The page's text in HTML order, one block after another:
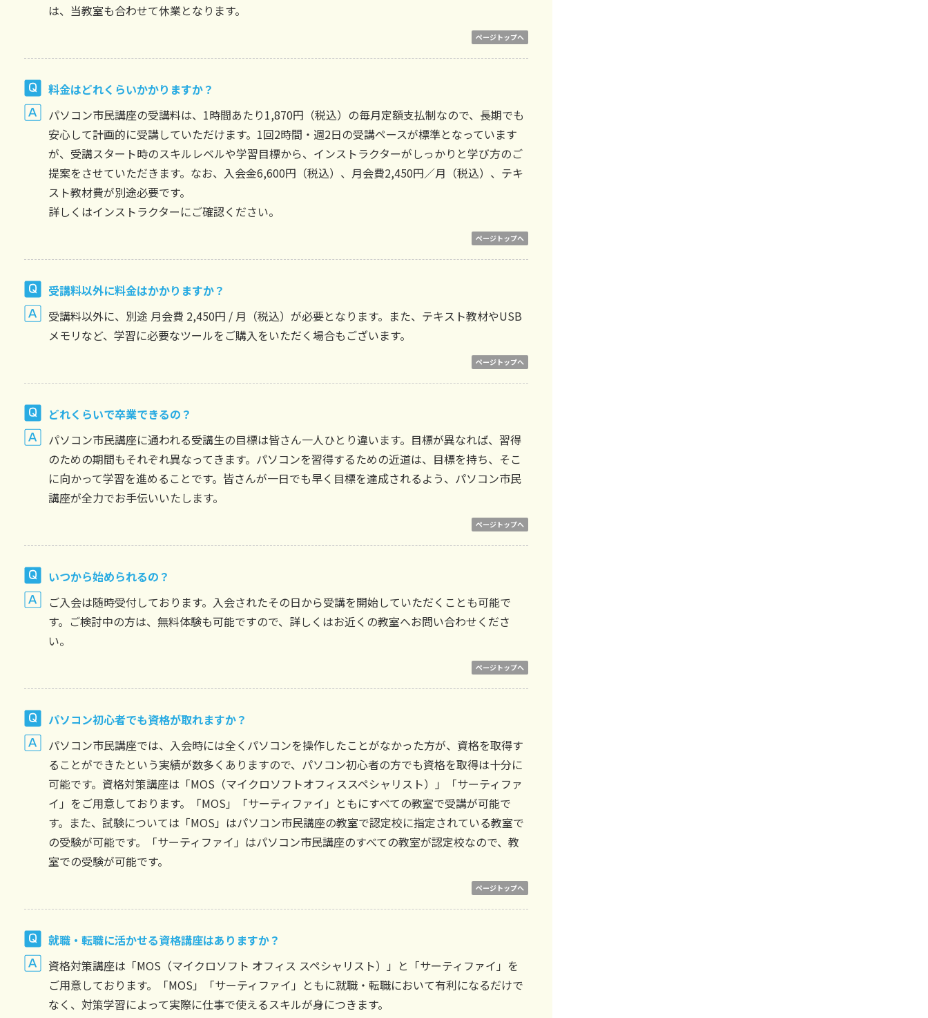
は、当教室も合わせて休業となります。
ページトップへ
料金はどれくらいかかりますか？
パソコン市民講座の受講料は、1時間あたり1,870円（税込）の毎月定額支払制なので、長期でも
安心して計画的に受講していただけます。1回2時間・週2日の受講ペースが標準となっています
が、受講スタート時のスキルレベルや学習目標から、インストラクターがしっかりと学び方のご
提案をさせていただきます。なお、入会金6,600円（税込）、月会費2,450円／月（税込）、テキ
スト教材費が別途必要です。
詳しくはインストラクターにご確認ください。
ページトップへ
受講料以外に料金はかかりますか？
受講料以外に、別途 月会費 2,450円 / 月（税込）が必要となります。また、テキスト教材やUSB
メモリなど、学習に必要なツールをご購入をいただく場合もございます。
ページトップへ
どれくらいで卒業できるの？
パソコン市民講座に通われる受講生の目標は皆さん一人ひとり違います。目標が異なれば、習得
のための期間もそれぞれ異なってきます。パソコンを習得するための近道は、目標を持ち、そこ
に向かって学習を進めることです。皆さんが一日でも早く目標を達成されるよう、パソコン市民
講座が全力でお手伝いいたします。
ページトップへ
いつから始められるの？
ご入会は随時受付しております。入会されたその日から受講を開始していただくことも可能で
す。ご検討中の方は、無料体験も可能ですので、詳しくはお近くの教室へお問い合わせくださ
い。
ページトップへ
パソコン初心者でも資格が取れますか？
パソコン市民講座では、入会時には全くパソコンを操作したことがなかった方が、資格を取得す
ることができたという実績が数多くありますので、パソコン初心者の方でも資格を取得は十分に
可能です。資格対策講座は「MOS（マイクロソフトオフィススペシャリスト）」「サーティファ
イ」をご用意しております。「MOS」「サーティファイ」ともにすべての教室で受講が可能で
す。また、試験については「MOS」はパソコン市民講座の教室で認定校に指定されている教室で
の受験が可能です。「サーティファイ」はパソコン市民講座のすべての教室が認定校なので、教
室での受験が可能です。
ページトップへ
就職・転職に活かせる資格講座はありますか？
資格対策講座は「MOS（マイクロソフト オフィス スペシャリスト）」と「サーティファイ」を
ご用意しております。「MOS」「サーティファイ」ともに就職・転職において有利になるだけで
なく、対策学習によって実際に仕事で使えるスキルが身につきます。